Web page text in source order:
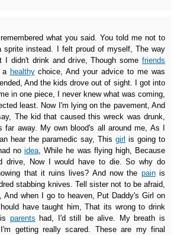
what you said. You told me not to
sprite instead. I felt proud of myself, The way
I didn't drink and drive, Though some friends
a healthychoice, And your advice to me was
And the kids drove out of sight. I got into
in one piece, I never knew what was coming,
least. Now I'm lying on the pavement, And
The kid that caused this wreck was drunk,
far away. My own blood's all around me, As I
hear the paramedic say, This girl is going to
noidea , While he was flying high, Because
drive, Now I would have to die. So why do
that it ruins lives? And now the painis
stabbing knives. Tell sister not to be afraid,
And when I go to heaven, Put Daddy's Girl on
have taught him, That its wrong to drink
parents had, I'd still be alive. My breath is
getting really scared. These are my final